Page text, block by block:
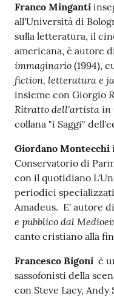
Catalogo
on line
Eventi
Chiedi al
Avvisi
Orari
Franco Minganti
all'Università di
sulla letteratura, il
americana, è autore
immaginario (1994),
fiction, letteratura e
insieme con Giorgio
Ritratto dell'artista in
collana "i Saggi"
Giordano Montecchi
Conservatorio di
con il quotidiano
periodici
Amadeus. E' autore di
e pubblico dal
canto cristiano alla
Francesco Bigoni è
sassofonisti della
con Steve Lacy, Andy